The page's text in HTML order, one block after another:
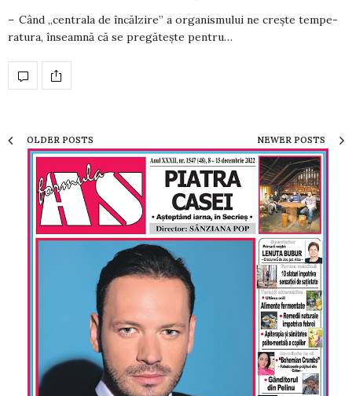
– Când „centrala de încălzire” a organismului ne crește tempe­
ratura, înseamnă că se pregătește pentru…
OLDER POSTS NEWER POSTS